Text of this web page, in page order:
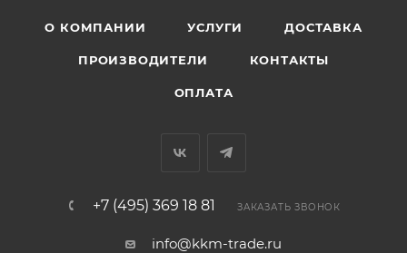
О КОМПАНИИ УСЛУГИ ДОСТАВКА
ПРОИЗВОДИТЕЛИ КОНТАКТЫ
ОПЛАТА
+7 (495) 369 18 81 ЗАКАЗАТЬ ЗВОНОК
info@kkm-trade.ru